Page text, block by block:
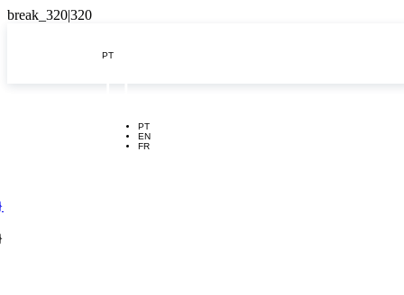
PT
PT
EN
FR